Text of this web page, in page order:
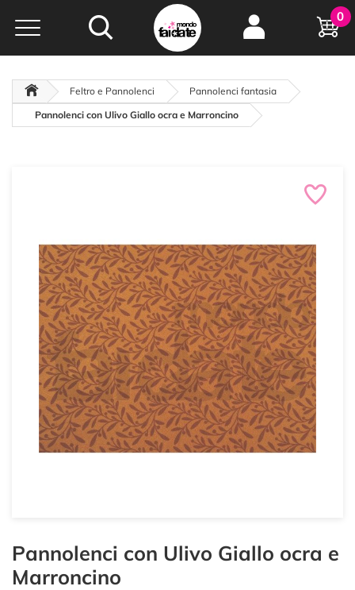
Hobby e
creatività...
oltre 15 anni online
0
Feltro e Pannolenci
Pannolenci fantasia
Pannolenci con Ulivo Giallo ocra e Marroncino
Pannolenci con Ulivo Giallo ocra e
Marroncino